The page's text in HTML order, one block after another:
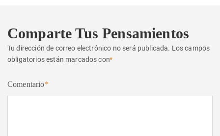
Comparte Tus Pensamientos
Tu dirección de correo electrónico no será publicada. Los campos
obligatorios están marcados con*
Comentario*